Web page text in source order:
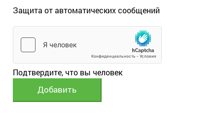
Защита от автоматических сообщений
Подтвердите, что вы человек